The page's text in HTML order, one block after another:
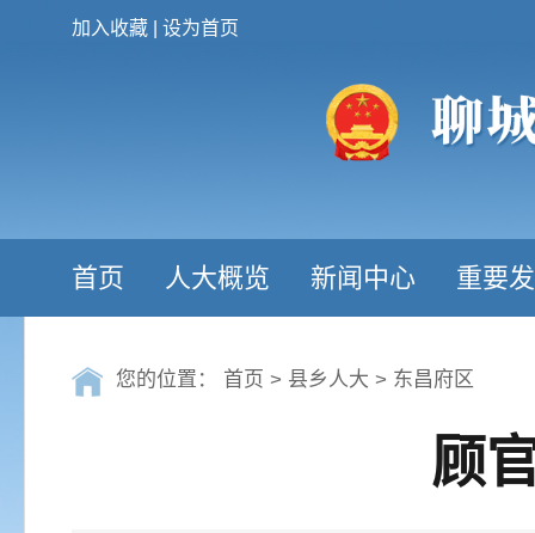
加入收藏 设为首页
首页 人大概览 新闻中心 重要
您的位置： 首页 > 县乡人大 > 东昌府区
顾